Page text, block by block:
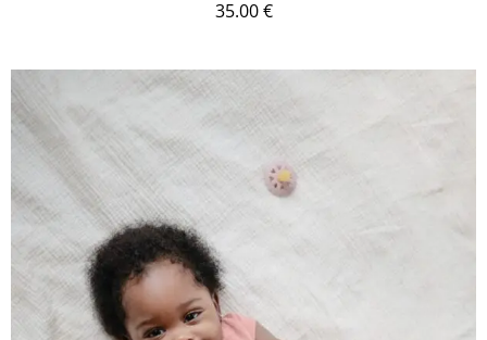
35.00€